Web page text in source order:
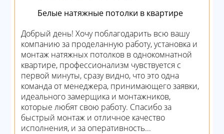
Белые натяжные потолки в квартире
Добрый день! Хочу поблагодарить всю вашу
компанию за проделанную работу, установка и
монтаж натяжных потолков в однокомнатной
квартире, профессионализм чувствуется с
первой минуты, сразу видно, что это одна
команда от менеджера, принимающего заявки,
идеального замерщика и монтажников,
которые любят свою работу. Спасибо за
быстрый монтаж и отличное качество
исполнения, и за оперативность...